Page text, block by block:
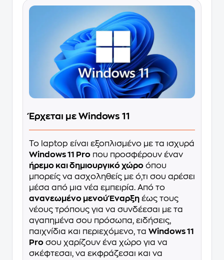
Έρχεται με Windows 11
Το laptop είναι εξοπλισμένο με τα ισχυρά
Windows 11 Pro που προσφέρουν έναν
ήρεμο και δημιουργικό χώρο όπου
μπορείς να ασχοληθείς με ό,τι σου αρέσει
μέσα από μια νέα εμπειρία. Από το
ανανεωμένο μενού Έναρξη έως τους
νέους τρόπους για να συνδέεσαι με τα
αγαπημένα σου πρόσωπα, ειδήσεις,
παιχνίδια και περιεχόμενο, τα Windows 11
Pro σου χαρίζουν ένα χώρο για να
σκέφτεσαι, να εκφράζεσαι και να